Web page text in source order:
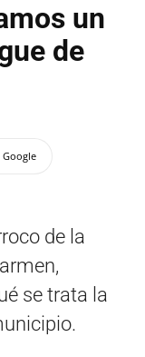
un
de
Google
de la
se trata la